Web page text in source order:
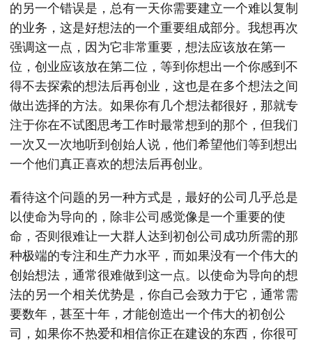
的另一个错误是，总有一天你需要建立一个难以复制
的业务，这是好想法的一个重要组成部分。我想再次
强调这一点，因为它非常重要，想法应该放在第一
位，创业应该放在第二位，等到你想出一个你感到不
得不去探索的想法后再创业，这也是在多个想法之间
做出选择的方法。如果你有几个想法都很好，那就专
注于你在不试图思考工作时最常想到的那个，但我们
一次又一次地听到创始人说，他们希望他们等到想出
一个他们真正喜欢的想法后再创业。
看待这个问题的另一种方式是，最好的公司几乎总是
以使命为导向的，除非公司感觉像是一个重要的使
命，否则很难让一大群人达到初创公司成功所需的那
种极端的专注和生产力水平，而如果没有一个伟大的
创始想法，通常很难做到这一点。以使命为导向的想
法的另一个相关优势是，你自己会致力于它，通常需
要数年，甚至十年，才能创造出一个伟大的初创公
司，如果你不热爱和相信你正在建设的东西，你很可